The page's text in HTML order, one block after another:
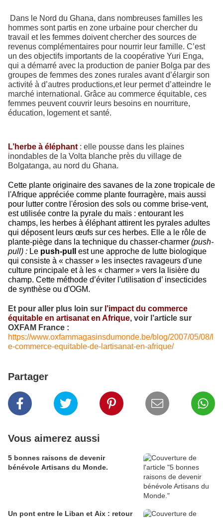
Dans le Nord du Ghana, dans nombreuses familles les
hommes sont partis en zone urbaine pour chercher du
travail et les femmes doivent chercher des sources de
revenus complémentaires pour nourrir leur famille. C’est
un des objectifs importants de la coopérative Yuri Enga,
qui a démarré avec la production de panier Bolga par des
groupes de femmes des zones rurales avant d’élargir son
activité à d’autres productions,et leur permet d’atteindre le
marché international. Grâce au commerce équitable, ces
femmes peuvent couvrir leurs besoins en nourriture,
éducation, logement et santé.
L’herbe à éléphant : elle pousse dans les plaines
inondables de la Volta blanche près du village de
Bolgatanga, au nord du Ghana.
Cette plante originaire des savanes de la zone tropicale de
l'Afrique appréciée comme plante fourragère, mais aussi
pour lutter contre l'érosion des sols ou comme brise-vent,
est utilisée contre la pyrale du maïs : entourant les
champs, les herbes à éléphant attirent les pyrales adultes
qui déposent leurs œufs sur ces herbes. Elle a le rôle de
plante-piège dans la technique du chasser-charmer (push-
pull) : Le push-pull
est une approche de lutte biologique
qui consiste à « chasser » les insectes ravageurs d'une
culture principale et à les « charmer » vers la lisière du
champ. Cette méthode d’éviter l'utilisation d’ insecticides
de synthèse ou d'OGM.
Et pour aller plus loin sur l’impact du commerce
équitable en artisanat en Afrique, voir l’article sur
OXFAM France :
https://www.oxfammagasinsdumonde.be/blog/2007/05/08/l
e-commerce-equitable-de-lartisanat-en-afrique/
Partager
Vous aimerez aussi
5 bonnes raisons de devenir
bénévole Artisans du Monde.
Un pont entre le Liban et Aix : retour